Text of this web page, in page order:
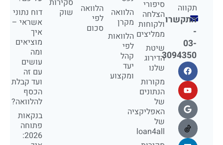
תקווה
התקשרו
-
03-
3094350
סיפורי
הצלחה
ולקוחות
ממליצים
שיטת
הדירוג
שלנו
מקורות
הנתונים
של
האפליקציה
של
loan4all
הלוואה
מקרן
הלוואות
לפי
קהל
יעד
ומקצוע
הלוואה
לפי
סכום
סקירות
שוק
דוח נתוני
אשראי –
איך
מוציאים
ומה
עושים
עם זה
ועד קבלת
הכסף
להלוואה?
בנקאות
פתוחה
2026: